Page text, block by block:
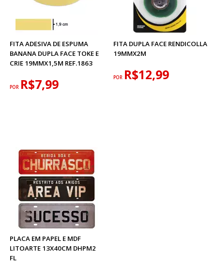
FITA ADESIVA DE ESPUMA
BANANA DUPLA FACE TOKE E
CRIE 19MMX1,5M REF.1863
POR R$7,99
FITA DUPLA FACE RENDICOLLA
19MMX2M
POR R$12,99
PLACA EM PAPEL E MDF
LITOARTE 13X40CM DHPM2
FL